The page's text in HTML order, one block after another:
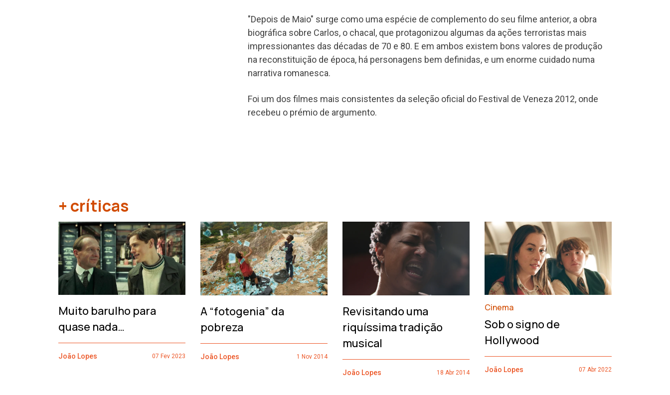
"Depois de Maio" surge como uma espécie de complemento do seu filme anterior, a obra
biográfica sobre Carlos, o chacal, que protagonizou algumas da ações terroristas mais
impressionantes das décadas de 70 e 80. E em ambos existem bons valores de produção
na reconstituição de época, há personagens bem definidas, e um enorme cuidado numa
narrativa romanesca.
Foi um dos filmes mais consistentes da seleção oficial do Festival de Veneza 2012, onde
recebeu o prémio de argumento.
+ críticas
Muito barulho para
quase nada…
João Lopes 07 Fev 2023
A “fotogenia” da
pobreza
João Lopes 1 Nov 2014
Revisitando uma
riquíssima tradição
musical
João Lopes 18 Abr 2014
Cinema
Sob o signo de
Hollywood
João Lopes 07 Abr 2022
‹